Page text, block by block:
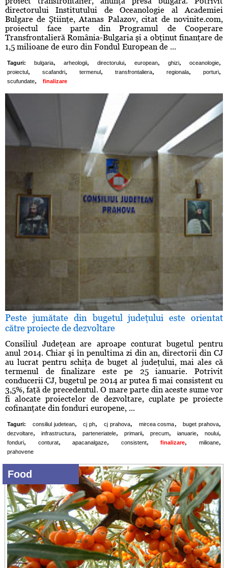
directorului Institutului de Oceanologie al Academiei
Bulgare de Ştiinţe, Atanas Palazov, citat de novinite.com,
proiectul face parte din Programul de Cooperare
Transfrontalieră România-Bulgaria şi a obţinut finanţare de
1,5 milioane de euro din Fondul European de ...
Taguri: bulgaria, arheologii, directorului, european, ghizi, oceanologie,
proiectul , scafandri, termenul , transfrontaliera, regionala, porturi,
scufundate, finalizare
Peste jumătate din bugetul judeţului este orientat
către proiecte de dezvoltare
Consiliul Judeţean are aproape conturat bugetul pentru
anul 2014. Chiar şi în penultima zi din an, directorii din CJ
au lucrat pentru schiţa de buget al judeţului, mai ales că
termenul de finalizare este pe 25 ianuarie. Potrivit
conducerii CJ, bugetul pe 2014 ar putea fi mai consistent cu
3,5%, faţă de precedentul. O mare parte din aceste sume vor
fi alocate proiectelor de dezvoltare, cuplate pe proiecte
cofinanţate din fonduri europene, ...
Taguri: consiliul judetean, cj ph, cj prahova, mircea cosma, buget prahova,
dezvoltare, infrastructura, parteneriatele, primarii, precum, ianuarie, noului,
fonduri, conturat, apacanalgaze, consistent, finalizare, milioane,
prahovene
Food